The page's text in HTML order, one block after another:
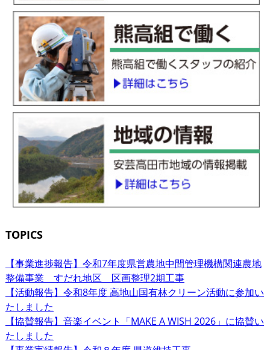
TOPICS
【事業進捗報告】令和7年度県営農地中間管理機構関連農地
整備事業 すだれ地区 区画整理2期工事
【活動報告】令和8年度 高地山国有林クリーン活動に参加い
たしました
【協賛報告】音楽イベント「MAKE A WISH 2026」に協賛い
たしました